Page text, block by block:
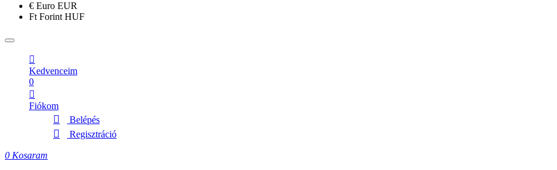
€ Euro EUR
Ft Forint HUF
Kedvenceim
0
Fiókom
Belépés
Regisztráció
0 Kosaram